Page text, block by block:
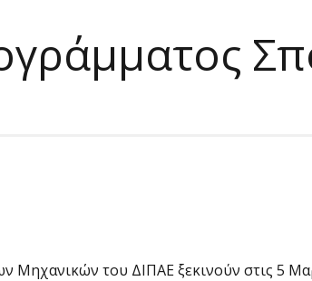
του ΔΙΠΑΕ ξεκινούν στις 5